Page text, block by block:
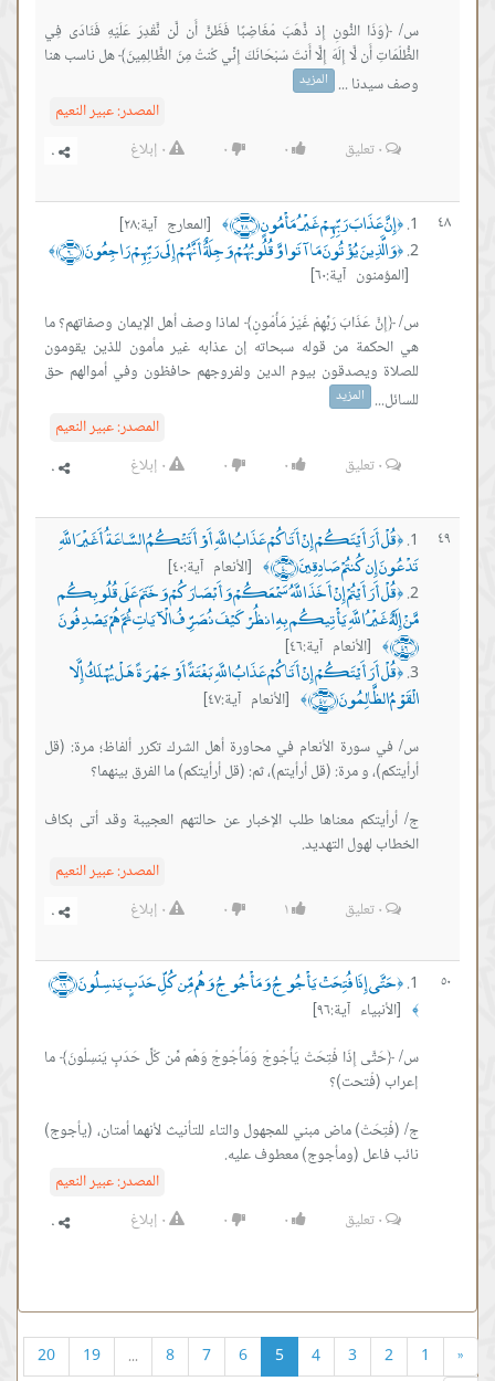
س/ ﴿وَذَا النُّونِ إِذ ذَّهَبَ مُغَاضِبًا فَظَنَّ أَن لَّن نَّقْدِرَ عَلَيْهِ فَنَادَى فِي
الظُّلُمَاتِ أَن لَّا إِلَهَ إِلَّا أَنتَ سُبْحَانَكَ إِنِّي كُنتُ مِنَ الظَّالِمِينَ﴾ هل ناسب هنا
وصف سيدنا ... المزيد
المصدر:عبير النعيم
٠تعليق ٠ ٠ ٠ إبلاغ
٤٨ ﴿إِنَّ عَذَابَ رَبِّهِمْ غَيْرُ مَأْمُونٍ ﴿٢٨﴾ ﴾ [المعارج آية:٢٨]
﴿وَالَّذِينَ يُؤْتُونَ مَا آتَوا وَّقُلُوبُهُمْ وَجِلَةٌ أَنَّهُمْ إِلَى رَبِّهِمْ رَاجِعُونَ ﴿٦٠﴾ ﴾
[المؤمنون آية:٦٠]
س/ ﴿إِنَّ عَذَابَ رَبِّهِمْ غَيْرُ مَأْمُونٍ﴾ لماذا وصف أهل الإيمان وصفاتهم؟ ما
هي الحكمة من قوله سبحاته إن عذابه غير مأمون للذين يقومون
للصلاة ويصدقون بيوم الدين ولفروجهم حافظون وفي أموالهم حق
للسائل... المزيد
المصدر:عبير النعيم
٠تعليق ٠ ٠ ٠ إبلاغ
٤٩ ﴿قُلْ أَرَأَيْتَكُمْ إِنْ أَتَاكُمْ عَذَابُ اللَّهِ أَوْ أَتَتْكُمُ السَّاعَةُ أَغَيْرَ اللَّهِ
تَدْعُونَ إِن كُنتُمْ صَادِقِينَ ﴿٤٠﴾ ﴾ [الأنعام آية:٤٠]
﴿قُلْ أَرَأَيْتُمْ إِنْ أَخَذَ اللَّهُ سَمْعَكُمْ وَأَبْصَارَكُمْ وَخَتَمَ عَلَى قُلُوبِكُم
مَّنْ إِلَهٌ غَيْرُ اللَّهِ يَأْتِيكُم بِهِ انظُرْ كَيْفَ نُصَرِّفُ الْآيَاتِ ثُمَّ هُمْ يَصْدِفُونَ
﴿٤٦﴾ ﴾ [الأنعام آية:٤٦]
﴿قُلْ أَرَأَيْتَكُمْ إِنْ أَتَاكُمْ عَذَابُ اللَّهِ بَغْتَةً أَوْ جَهْرَةً هَلْ يُهْلَكُ إِلَّا
الْقَوْمُ الظَّالِمُونَ ﴿٤٧﴾ ﴾
[الأنعام آية:٤٧]
س/ في سورة الأنعام في محاورة أهل الشرك تكرر ألفاظ؛ مرة: (قل
ج/ أرأيتكم معناها طلب الإخبار عن حالتهم العجيبة وقد أتى بكاف
الخطاب لهول التهديد.
المصدر:عبير النعيم
٠تعليق ١ ٠ ٠ إبلاغ
٥٠ ﴿حَتَّى إِذَا فُتِحَتْ يَأْجُوجُ وَمَأْجُوجُ وَهُم مِّن كُلِّ حَدَبٍ يَنسِلُونَ ﴿٩٦﴾
﴾
[الأنبياء آية:٩٦]
س/ ﴿حَتَّى إِذَا فُتِحَتْ يَأْجُوجُ وَمَأْجُوجُ وَهُم مِّن كُلِّ حَدَبٍ يَنسِلُونَ﴾ ما
ج/ (فُتِحَتْ) ماض مبني للمجهول والتاء للتأنيث لأنهما أمتان، (يأجوج)
نائب فاعل (ومأجوج) معطوف عليه.
المصدر:عبير النعيم
٠تعليق ٠ ٠ ٠ إبلاغ
«
1
2
3
4
5
6
7
8
...
19
20